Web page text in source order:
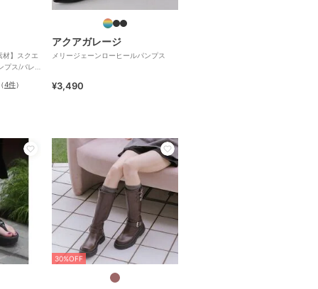
材】スクエ
プス/バレ
4件）
アクアガレージ
メリージェーンローヒールパンプス
¥3,490
30%OFF